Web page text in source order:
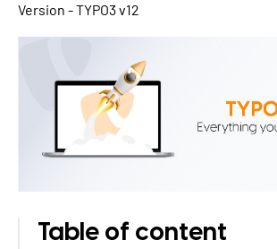
TYPO3 Barrierefreiheit
TYPO3 Support & Wartung
TYPO3 Freelancer
WIR SIND NITSAN
Über uns
Zusammenarbeit
T3PLANET
TYPO3 Templates
BLOG ANFRAGE
Version - TYPO3 v12
Table of content